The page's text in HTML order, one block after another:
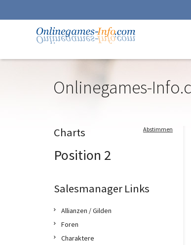
Onlinegames-
Charts Abstimmen
Position 2
Salesmanager Links
Allianzen / Gilden
Foren
Charaktere